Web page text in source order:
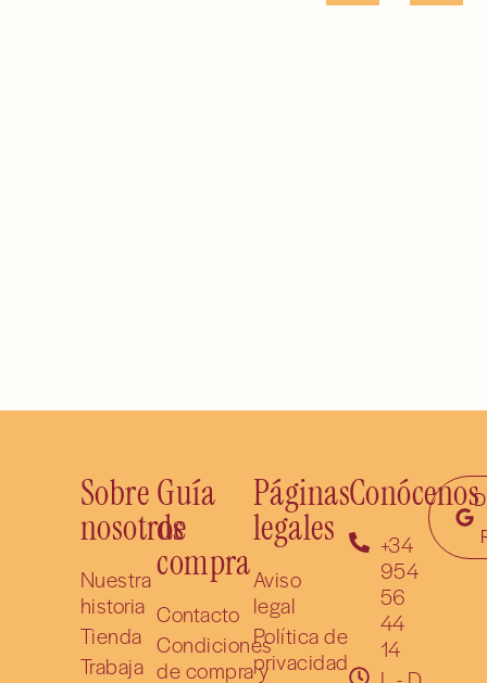
Sobre
nosotros
Nuestra
historia
Tienda
Trabaja
Guía
de
compra
Contacto
Condiciones
de compra y
Páginas
legales
Aviso
legal
Política de
privacidad
Conócenos
+34
954
56
44
14